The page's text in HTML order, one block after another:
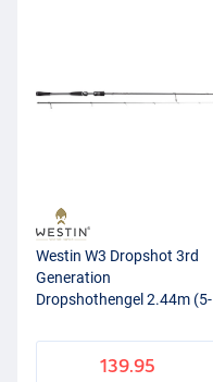
Westin W3 Dropshot 3rd
Generation
Dropshothengel 2.44m (5-
139.95